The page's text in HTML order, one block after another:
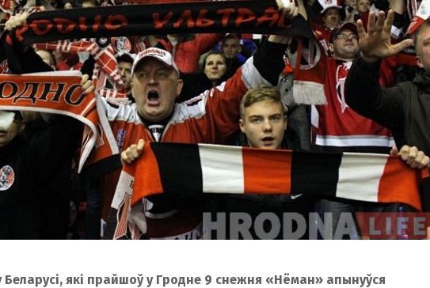
які прайшоў у Гродне 9 снежня «Нёман» апынуўся